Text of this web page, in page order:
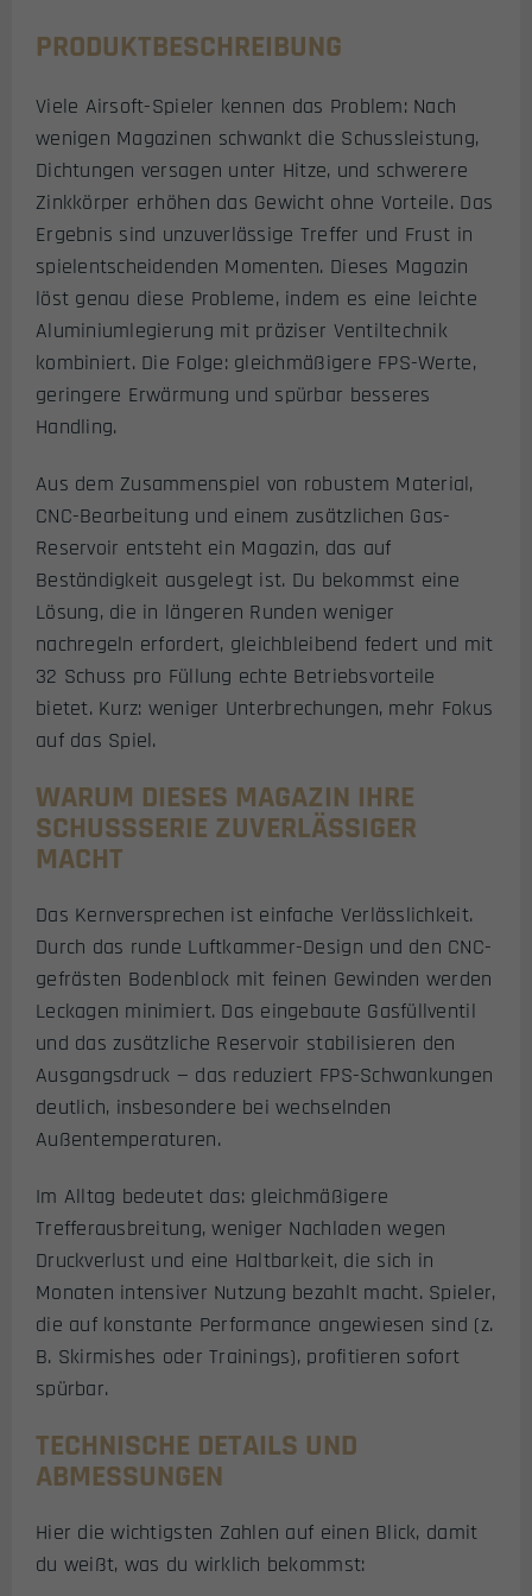
PRODUKTBESCHREIBUNG
Viele Airsoft-Spieler kennen das Problem: Nach
wenigen Magazinen schwankt die Schussleistung,
Dichtungen versagen unter Hitze, und schwerere
Zinkkörper erhöhen das Gewicht ohne Vorteile. Das
Ergebnis sind unzuverlässige Treffer und Frust in
spielentscheidenden Momenten. Dieses Magazin
löst genau diese Probleme, indem es eine leichte
Aluminiumlegierung mit präziser Ventiltechnik
kombiniert. Die Folge: gleichmäßigere FPS-Werte,
geringere Erwärmung und spürbar besseres
Handling.
Aus dem Zusammenspiel von robustem Material,
CNC-Bearbeitung und einem zusätzlichen Gas-
Reservoir entsteht ein Magazin, das auf
Beständigkeit ausgelegt ist. Du bekommst eine
Lösung, die in längeren Runden weniger
nachregeln erfordert, gleichbleibend federt und mit
32 Schuss pro Füllung echte Betriebsvorteile
bietet. Kurz: weniger Unterbrechungen, mehr Fokus
auf das Spiel.
WARUM DIESES MAGAZIN IHRE
SCHUSSSERIE ZUVERLÄSSIGER
MACHT
Das Kernversprechen ist einfache Verlässlichkeit.
Durch das runde Luftkammer-Design und den CNC-
gefrästen Bodenblock mit feinen Gewinden werden
Leckagen minimiert. Das eingebaute Gasfüllventil
und das zusätzliche Reservoir stabilisieren den
Ausgangsdruck — das reduziert FPS-Schwankungen
deutlich, insbesondere bei wechselnden
Außentemperaturen.
Im Alltag bedeutet das: gleichmäßigere
Trefferausbreitung, weniger Nachladen wegen
Druckverlust und eine Haltbarkeit, die sich in
Monaten intensiver Nutzung bezahlt macht. Spieler,
die auf konstante Performance angewiesen sind (z.
B. Skirmishes oder Trainings), profitieren sofort
spürbar.
TECHNISCHE DETAILS UND
ABMESSUNGEN
Hier die wichtigsten Zahlen auf einen Blick, damit
du weißt, was du wirklich bekommst: